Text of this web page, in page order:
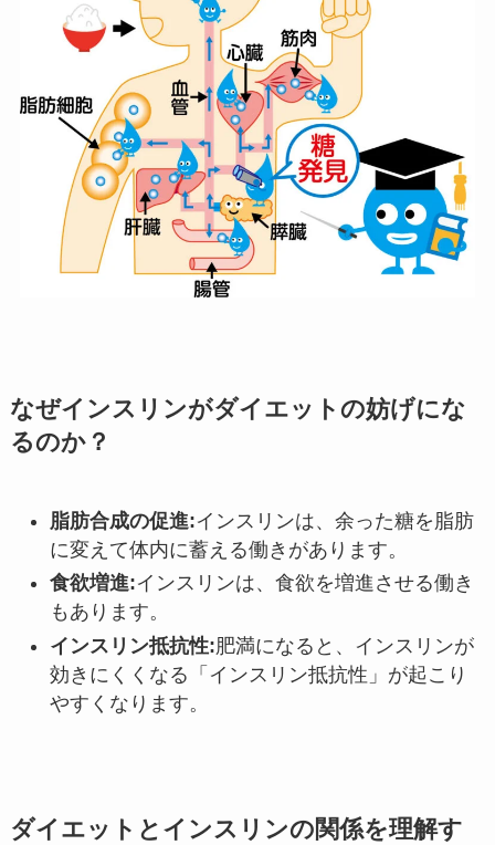
なぜインスリンがダイエットの妨げにな
るのか？
脂肪合成の促進:インスリンは、余った糖を脂肪
に変えて体内に蓄える働きがあります。
食欲増進:インスリンは、食欲を増進させる働き
もあります。
インスリン抵抗性:肥満になると、インスリンが
効きにくくなる「インスリン抵抗性」が起こり
やすくなります。
ダイエットとインスリンの関係を理解す